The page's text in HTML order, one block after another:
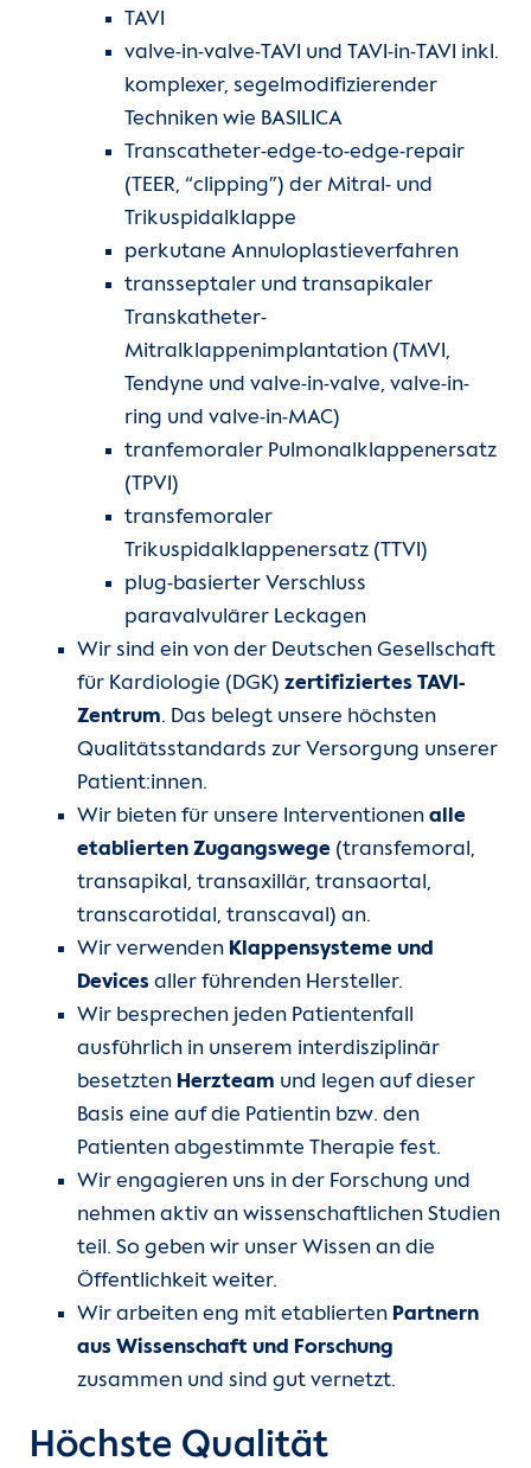
TAVI
valve-in-valve-TAVI und TAVI-in-TAVI inkl.
komplexer, segelmodifizierender
Techniken wie BASILICA
Transcatheter-edge-to-edge-repair
(TEER, “clipping”) der Mitral- und
Trikuspidalklappe
perkutane Annuloplastieverfahren
transseptaler und transapikaler
Transkatheter-
Mitralklappenimplantation (TMVI,
Tendyne und valve-in-valve, valve-in-
ring und valve-in-MAC)
tranfemoraler Pulmonalklappenersatz
(TPVI)
transfemoraler
Trikuspidalklappenersatz (TTVI)
plug-basierter Verschluss
paravalvulärer Leckagen
Wir sind ein von der Deutschen Gesellschaft
für Kardiologie (DGK) zertifiziertes TAVI-
Zentrum. Das belegt unsere höchsten
Qualitätsstandards zur Versorgung unserer
Patient:innen.
Wir bieten für unsere Interventionen alle
etablierten Zugangswege (transfemoral,
transapikal, transaxillär, transaortal,
transcarotidal, transcaval) an.
Wir verwenden Klappensysteme und
Devices aller führenden Hersteller.
Wir besprechen jeden Patientenfall
ausführlich in unserem interdisziplinär
besetzten Herzteam und legen auf dieser
Basis eine auf die Patientin bzw. den
Patienten abgestimmte Therapie fest.
Wir engagieren uns in der Forschung und
nehmen aktiv an wissenschaftlichen Studien
teil. So geben wir unser Wissen an die
Öffentlichkeit weiter.
Wir arbeiten eng mit etablierten Partnern
aus Wissenschaft und Forschung
zusammen und sind gut vernetzt.
Höchste Qualität